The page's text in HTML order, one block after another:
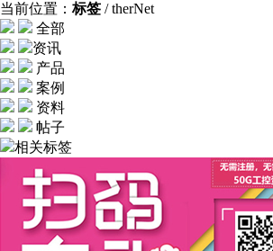
当前位置： 标签 / therNet
全部
资讯
产品
案例
资料
帖子
相关标签